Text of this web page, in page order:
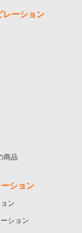
ーション
商品
ション
ン
ション